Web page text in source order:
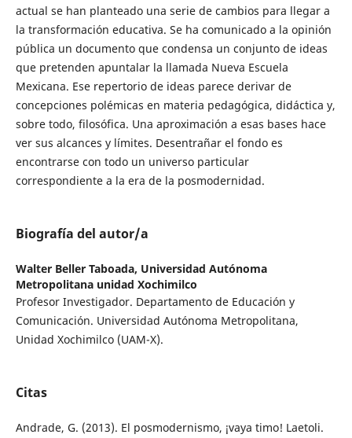
actual se han planteado una serie de cambios para llegar a
la transformación educativa. Se ha comunicado a la opinión
pública un documento que condensa un conjunto de ideas
que pretenden apuntalar la llamada Nueva Escuela
Mexicana. Ese repertorio de ideas parece derivar de
concepciones polémicas en materia pedagógica, didáctica y,
sobre todo, filosófica. Una aproximación a esas bases hace
ver sus alcances y límites. Desentrañar el fondo es
encontrarse con todo un universo particular
correspondiente a la era de la posmodernidad.
Biografía del autor/a
Walter Beller Taboada, Universidad Autónoma
Metropolitana unidad Xochimilco
Profesor Investigador. Departamento de Educación y
Comunicación. Universidad Autónoma Metropolitana,
Unidad Xochimilco (UAM-X).
Citas
Andrade, G. (2013). El posmodernismo, ¡vaya timo! Laetoli.